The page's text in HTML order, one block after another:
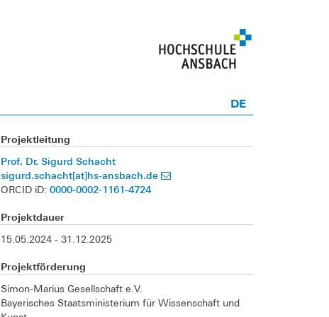
DE
Projektleitung
Prof. Dr. Sigurd Schacht
sigurd.schacht[at]hs-ansbach.de
ORCID iD:0000-0002-1161-4724
Projektdauer
15.05.2024 - 31.12.2025
Projektförderung
Simon-Marius Gesellschaft e.V.
Bayerisches Staatsministerium für Wissenschaft und